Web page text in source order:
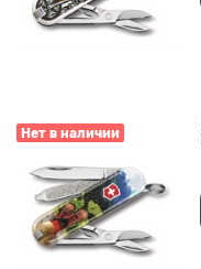
Нет в наличии